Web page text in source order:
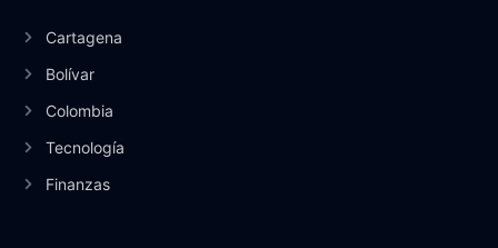
Cartagena
Bolívar
Colombia
Tecnología
Finanzas